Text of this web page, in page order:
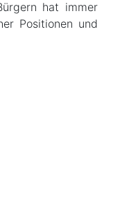
hat immer
Positionen und